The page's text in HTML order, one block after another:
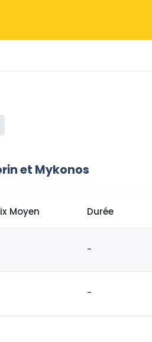
et Mykonos
Moyen Durée
-
-